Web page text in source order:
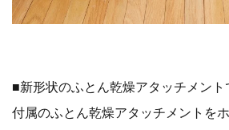
■新形状のふとん乾燥アタッチメン
付属のふとん乾燥アタッチメントを